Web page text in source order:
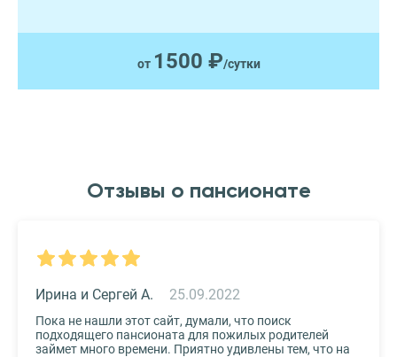
от 1500 ₽/сутки
Отзывы о пансионате
25.09.2022
Ирина и Сергей А.
Пока не нашли этот сайт, думали, что поиск
подходящего пансионата для пожилых родителей
займет много времени. Приятно удивлены тем, что на